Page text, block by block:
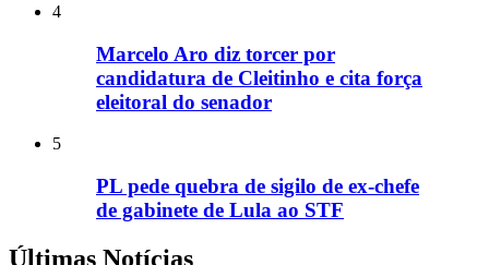
4
Marcelo Aro diz torcer por
candidatura de Cleitinho e cita força
eleitoral do senador
5
PL pede quebra de sigilo de ex-chefe
de gabinete de Lula ao STF
Últimas Notícias